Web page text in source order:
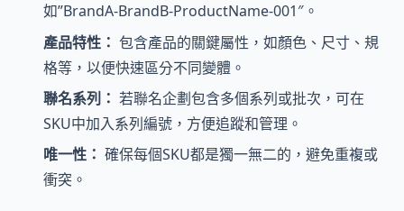
如”BrandA-BrandB-ProductName-001″。
產品特性： 包含產品的關鍵屬性，如顏色、尺寸、規
格等，以便快速區分不同變體。
聯名系列： 若聯名企劃包含多個系列或批次，可在
SKU中加入系列編號，方便追蹤和管理。
唯一性： 確保每個SKU都是獨一無二的，避免重複或
衝突。